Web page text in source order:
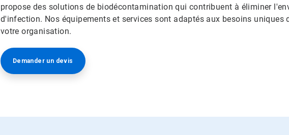
propose des solutions de biodécontamination qui contribuent à éliminer
d'infection.​​​​​​​ Nos équipements et services sont adaptés aux besoins uniques
votre organisation.​​​​​​​
Demander un devis